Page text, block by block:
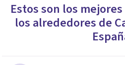
Estos son los
los alrededores de